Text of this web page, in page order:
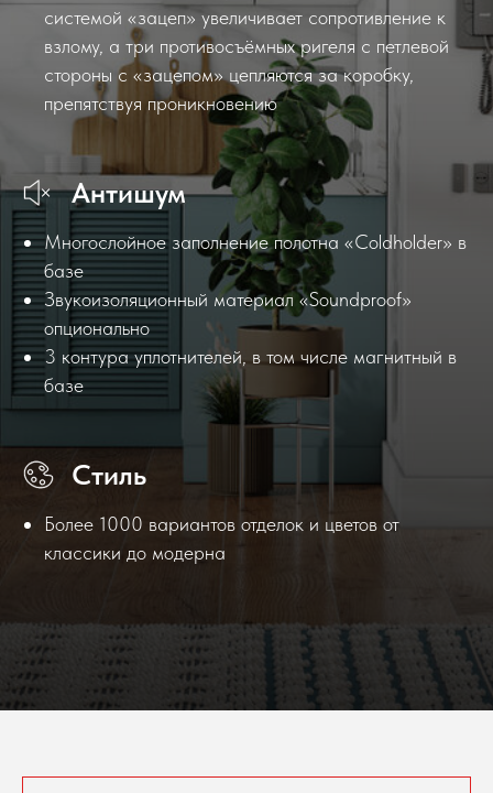
системой «зацеп» увеличивает сопротивление к
взлому, а три противосъёмных ригеля с петлевой
стороны с «зацепом» цепляются за коробку,
препятствуя проникновению
Антишум
Многослойное заполнение полотна «Coldholder» в
базе
Звукоизоляционный материал «Soundproof»
опционально
3 контура уплотнителей, в том числе магнитный в
базе
Стиль
Более 1000 вариантов отделок и цветов от
классики до модерна